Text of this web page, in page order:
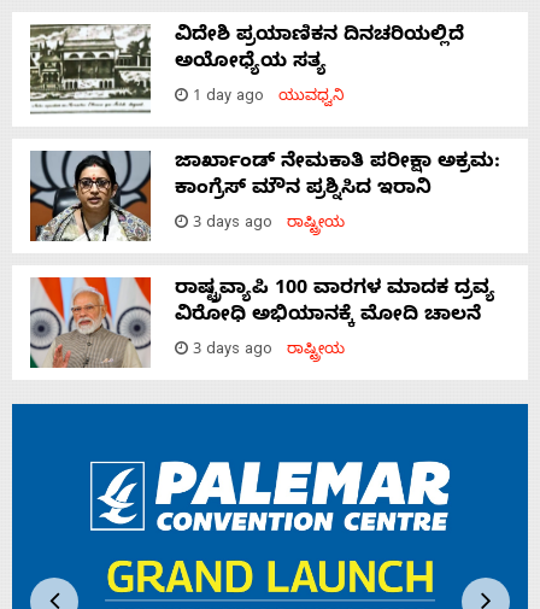
ವಿದೇಶಿ ಪ್ರಯಾಣಿಕನ ದಿನಚರಿಯಲ್ಲಿದೆ
ಅಯೋಧ್ಯೆಯ ಸತ್ಯ
1 day ago ಯುವಧ್ವನಿ
ಜಾರ್ಖಾಂಡ್‌ ನೇಮಕಾತಿ ಪರೀಕ್ಷಾ ಅಕ್ರಮ:
ಕಾಂಗ್ರೆಸ್‌ ಮೌನ ಪ್ರಶ್ನಿಸಿದ ಇರಾನಿ
3 days ago ರಾಷ್ಟ್ರೀಯ
ರಾಷ್ಟ್ರವ್ಯಾಪಿ 100 ವಾರಗಳ ಮಾದಕ ದ್ರವ್ಯ
ವಿರೋಧಿ ಅಭಿಯಾನಕ್ಕೆ ಮೋದಿ ಚಾಲನೆ
3 days ago ರಾಷ್ಟ್ರೀಯ